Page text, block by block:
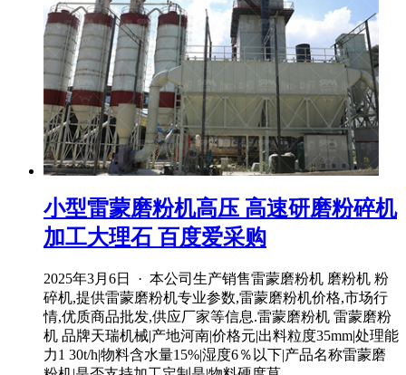
小型雷蒙磨粉机高压 高速研磨粉碎机
加工大理石 百度爱采购
2025年3月6日 · 本公司生产销售雷蒙磨粉机 磨粉机 粉
碎机,提供雷蒙磨粉机专业参数,雷蒙磨粉机价格,市场行
情,优质商品批发,供应厂家等信息.雷蒙磨粉机 雷蒙磨粉
机 品牌天瑞机械|产地河南|价格元|出料粒度35mm|处理能
力1 30t/h|物料含水量15%|湿度6％以下|产品名称雷蒙磨